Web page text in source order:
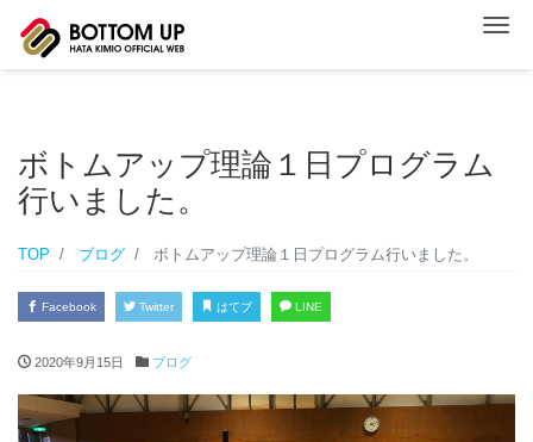
ナ
ボトムアップ理論１日プログラム
行いました。
TOP ブログ ボトムアップ理論１日プログラム行いました。
Facebook Twitter はてブ LINE
2020年9月15日 ブログ